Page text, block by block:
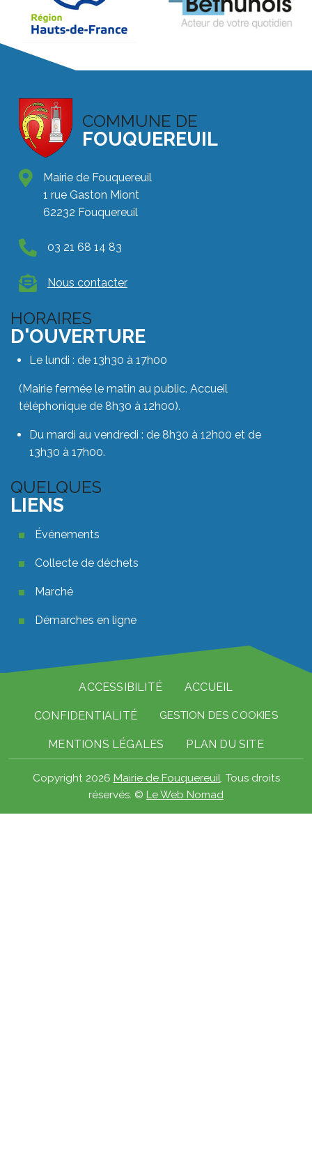
COMMUNE DE
FOUQUEREUIL
Mairie de Fouquereuil
1 rue Gaston Miont
62232 Fouquereuil
03 21 68 14 83
Nous contacter
HORAIRES
D'OUVERTURE
Le lundi : de 13h30 à 17h00
(Mairie fermée le matin au public. Accueil
téléphonique de 8h30 à 12h00).
Du mardi au vendredi : de 8h30 à 12h00 et de
13h30 à 17h00.
QUELQUES
LIENS
Quelques liens footer
Événements
Collecte de déchets
Marché
Démarches en ligne
Pied de pageACCESSIBILITÉ ACCUEIL
CONFIDENTIALITÉ GESTION DES COOKIES
MENTIONS LÉGALES PLAN DU SITE
Copyright 2026 Mairie de Fouquereuil. Tous droits
réservés. © Le Web Nomad